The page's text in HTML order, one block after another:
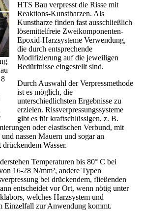
HTS Bau verpresst die Risse mit
Reaktions-Kunstharzen. Als
Kunstharze finden fast ausschließlich
lösemittelfreie Zweikomponenten-
Epoxid-Harzsysteme Verwendung,
die durch entsprechende
Modifizierung auf die jeweiligen
Bedürfnisse eingestellt sind.
Durch Auswahl der Verpressmethode
ist es möglich, die
unterschiedlichsten Ergebnisse zu
erzielen. Rissverpressungssysteme
gibt es für kraftschlüssigen, z. B.
oder elastischen Verbund, mit
nassen Mauern und sogar an
Wasser.
Temperaturen bis 80° C bei
16-28 N/mm², andere Typen
bei drückendem, fließenden
entscheidet vor Ort, wenn nötig unter
welches Harzsystem und
Einzelfall zur Anwendung kommt.